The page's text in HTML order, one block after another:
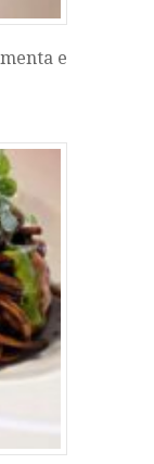
e